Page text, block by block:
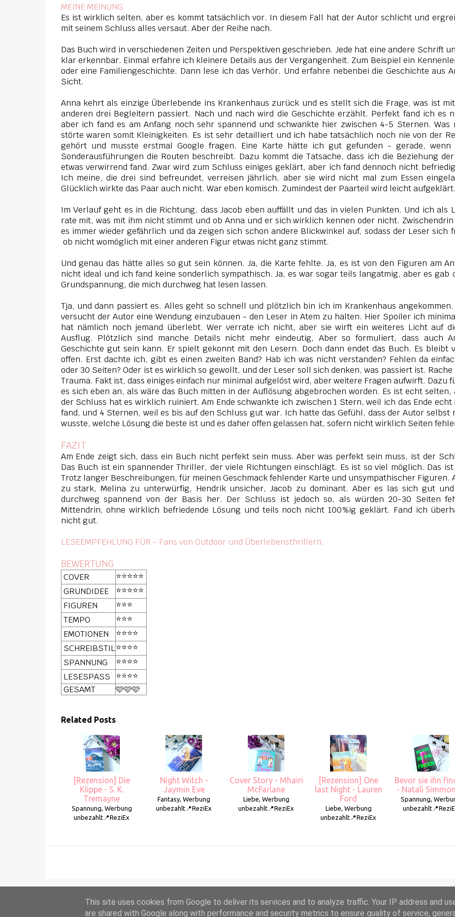
MEINE MEINUNG
Es ist wirklich selten, aber es kommt tatsächlich vor. In diesem Fall hat der Autor schlicht und
mit seinem Schluss alles versaut. Aber der Reihe nach.
Das Buch wird in verschiedenen Zeiten und Perspektiven geschrieben. Jede hat eine andere Schrift
klar erkennbar. Einmal erfahre ich kleinere Details aus der Vergangenheit. Zum Beispiel ein
oder eine Familiengeschichte. Dann lese ich das Verhör. Und erfahre nebenbei die Geschichte aus
Sicht.
Anna kehrt als einzige Überlebende ins Krankenhaus zurück und es stellt sich die Frage, was ist
anderen drei Begleitern passiert. Nach und nach wird die Geschichte erzählt. Perfekt fand ich es
aber ich fand es am Anfang noch sehr spannend und schwankte hier zwischen 4-5 Sternen. Was
störte waren somit Kleinigkeiten. Es ist sehr detailliert und ich habe tatsächlich noch nie von der
gehört und musste erstmal Google fragen. Eine Karte hätte ich gut gefunden - gerade, wenn
Sonderausführungen die Routen beschreibt. Dazu kommt die Tatsache, dass ich die Beziehung
etwas verwirrend fand. Zwar wird zum Schluss einiges geklärt, aber ich fand dennoch nicht
Ich meine, die drei sind befreundet, verreisen jährlich, aber sie wird nicht mal zum Essen
Glücklich wirkte das Paar auch nicht. War eben komisch. Zumindest der Paarteil wird leicht aufgeklärt.
Im Verlauf geht es in die Richtung, dass Jacob eben auffällt und das in vielen Punkten. Und ich als
rate mit, was mit ihm nicht stimmt und ob Anna und er sich wirklich kennen oder nicht.
es immer wieder gefährlich und da zeigen sich schon andere Blickwinkel auf, sodass der Leser sich
ob nicht womöglich mit einer anderen Figur etwas nicht ganz stimmt.
Und genau das hätte alles so gut sein können. Ja, die Karte fehlte. Ja, es ist von den Figuren am
nicht ideal und ich fand keine sonderlich sympathisch. Ja, es war sogar teils langatmig, aber es gab
Grundspannung, die mich durchweg hat lesen lassen.
Tja, und dann passiert es. Alles geht so schnell und plötzlich bin ich im Krankenhaus
versucht der Autor eine Wendung einzubauen - den Leser in Atem zu halten. Hier Spoiler ich
hat nämlich noch jemand überlebt. Wer verrate ich nicht, aber sie wirft ein weiteres Licht auf
Ausflug. Plötzlich sind manche Details nicht mehr eindeutig, Aber so formuliert, dass auch
Geschichte gut sein kann. Er spielt gekonnt mit den Lesern. Doch dann endet das Buch. Es bleibt
offen. Erst dachte ich, gibt es einen zweiten Band? Hab ich was nicht verstanden? Fehlen da
oder 30 Seiten? Oder ist es wirklich so gewollt, und der Leser soll sich denken, was passiert ist. Rache
Trauma. Fakt ist, dass einiges einfach nur minimal aufgelöst wird, aber weitere Fragen aufwirft. Dazu
es sich eben an, als wäre das Buch mitten in der Auflösung abgebrochen worden. Es ist echt selten,
der Schluss hat es wirklich ruiniert. Am Ende schwankte ich zwischen 1 Stern, weil ich das Ende echt
fand, und 4 Sternen, weil es bis auf den Schluss gut war. Ich hatte das Gefühl, dass der Autor selbst
wusste, welche Lösung die beste ist und es daher offen gelassen hat, sofern nicht wirklich Seiten
FAZIT
Am Ende zeigt sich, dass ein Buch nicht perfekt sein muss. Aber was perfekt sein muss, ist der
Das Buch ist ein spannender Thriller, der viele Richtungen einschlägt. Es ist so viel möglich. Das
Trotz langer Beschreibungen, für meinen Geschmack fehlender Karte und unsympathischer Figuren.
zu stark, Melina zu unterwürfig, Hendrik unsicher, Jacob zu dominant. Aber es las sich gut
durchweg spannend von der Basis her. Der Schluss ist jedoch so, als würden 20-30 Seiten
Mittendrin, ohne wirklich befriedende Lösung und teils noch nicht 100%ig geklärt. Fand ich
nicht gut.
LESEEMPFEHLUNG FÜR - Fans von Outdoor und Überlebensthrillern.
BEWERTUNG
COVER ⭐⭐⭐⭐⭐
GRUNDIDEE ⭐⭐⭐⭐⭐
FIGUREN ⭐⭐⭐
TEMPO ⭐⭐⭐
EMOTIONEN ⭐⭐⭐⭐
SCHREIBSTIL⭐⭐⭐⭐
SPANNUNG ⭐⭐⭐⭐
LESESPASS ⭐⭐⭐⭐️
GESAMT 🩷🩷🩷
Related Posts
[Rezension] Die
Klippe - S. K.
Tremayne
Spannung, Werbung
unbezahlt📍ReziEx
Night Witch -
Jaymin Eve
Fantasy, Werbung
unbezahlt📍ReziEx
Cover Story - Mhairi
McFarlane
Liebe, Werbung
unbezahlt📍ReziEx
[Rezension] One
last Night - Lauren
Ford
Liebe, Werbung
unbezahlt📍ReziEx
Bevor sie ihn
- Natali
Spannung,
Powered by Blogger
This site uses cookies from Google to deliver its services and to analyze traffic. Your IP address and
are shared with Google along with performance and security metrics to ensure quality of service,